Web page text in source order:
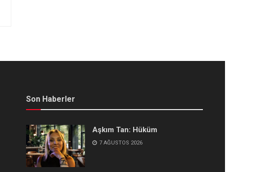
Son Haberler
Aşkım Tan: Hüküm
7 AĞUSTOS 2026